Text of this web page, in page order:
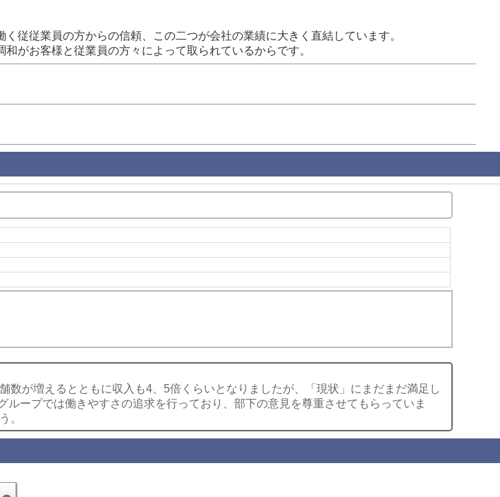
従従業員の方からの信頼、この二つが会社の業績に大きく直結しています。
がお客様と従業員の方々によって取られているからです。
が増えるとともに収入も4、5倍くらいとなりましたが、「現状」にまだまだ満足し
ープでは働きやすさの追求を行っており、部下の意見を尊重させてもらっていま
。